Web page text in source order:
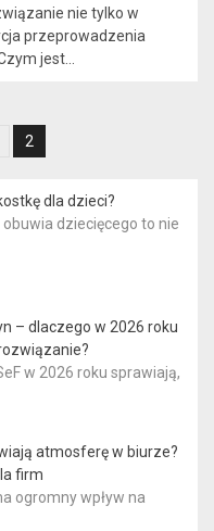
nie tylko w
przeprowadzenia
jest...
2
dla dzieci?
dziecięcego to nie
– dlaczego w 2026 roku
w 2026 roku sprawiają,
atmosferę w biurze?
firm
ogromny wpływ na